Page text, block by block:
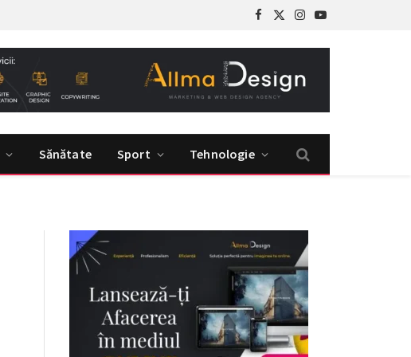
Facebook
X
Instagram
YouTube
Sănătate Sport Tehnologie